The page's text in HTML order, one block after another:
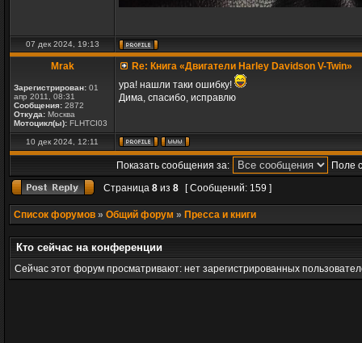
07 дек 2024, 19:13
Mrak
Зарегистрирован: 01
апр 2011, 08:31
Сообщения: 2872
Откуда: Москва
Мотоцикл(ы): FLHTCI03
Re: Книга «Двигатели Harley Davidson V-Twin»
ура! нашли таки ошибку!
Дима, спасибо, исправлю
10 дек 2024, 12:11
Показать сообщения за:
Поле
Страница 8 из 8 [ Сообщений: 159 ]
Список форумов » Общий форум » Пресса и книги
Кто сейчас на конференции
Сейчас этот форум просматривают: нет зарегистрированных